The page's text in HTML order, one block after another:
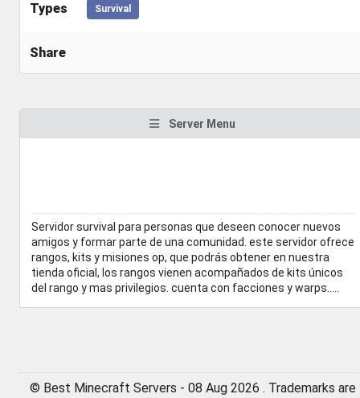
Types Survival
Share
Server Menu
Servidor survival para personas que deseen conocer nuevos
amigos y formar parte de una comunidad. este servidor ofrece
rangos, kits y misiones op, que podrás obtener en nuestra
tienda oficial, los rangos vienen acompañados de kits únicos
del rango y mas privilegios. cuenta con facciones y warps.....
© Best Minecraft Servers - 08 Aug 2026 . Trademarks are